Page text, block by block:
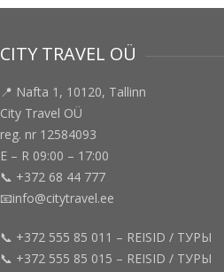
CITY TRAVEL OÜ
📍 Nafta 1, 10120, Tallinn
City Travel OÜ
reg. nr 12584093
E – R 09:00 – 17:00
📞 +372 68 44 777
📧info@citytravel.ee
📞 +372 555 85 011 – REISID / ТУРЫ
📞 +372 555 85 015 – REISID / ТУРЫ